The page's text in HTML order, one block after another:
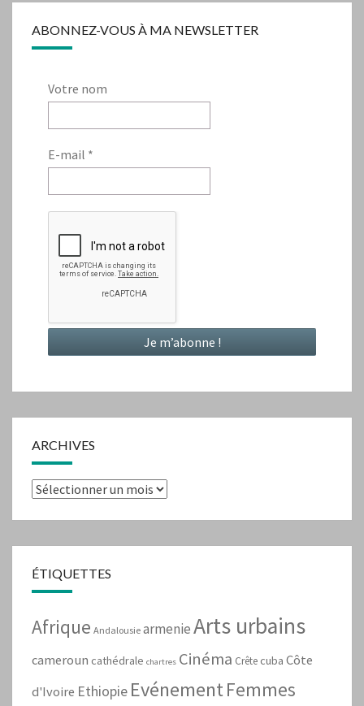
ABONNEZ-VOUS À MA NEWSLETTER
Votre nom
E-mail *
ARCHIVES
Archives
ÉTIQUETTES
Afrique Andalousie armenieArts urbains
cameroun cathédrale chartres Cinéma Crêtecuba Côte
d'Ivoire Ethiopie EvénementFemmes